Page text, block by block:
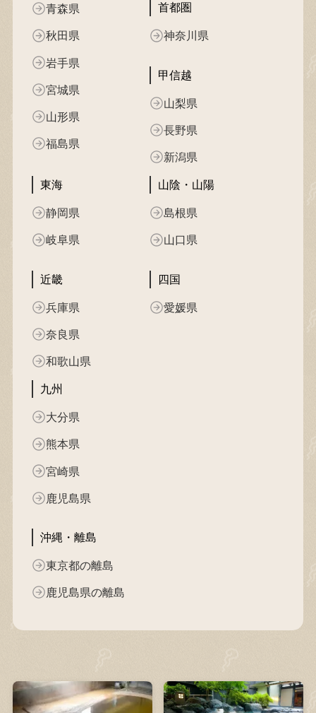
青森県
秋田県
岩手県
宮城県
山形県
福島県
首都圏
神奈川県
甲信越
山梨県
長野県
新潟県
東海
静岡県
岐阜県
近畿
兵庫県
奈良県
和歌山県
山陰・山陽
島根県
山口県
四国
愛媛県
九州
大分県
熊本県
宮崎県
鹿児島県
沖縄・離島
東京都の離島
鹿児島県の離島